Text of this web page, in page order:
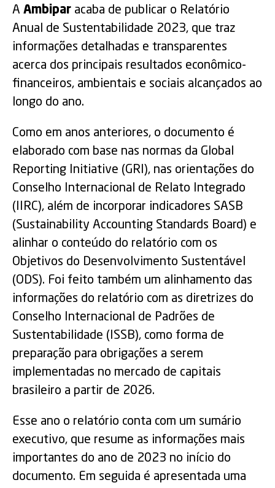
A Ambipar acaba de publicar o Relatório
Anual de Sustentabilidade 2023, que traz
informações detalhadas e transparentes
acerca dos principais resultados econômico-
financeiros, ambientais e sociais alcançados ao
longo do ano.
Como em anos anteriores, o documento é
elaborado com base nas normas da Global
Reporting Initiative (GRI), nas orientações do
Conselho Internacional de Relato Integrado
(IIRC), além de incorporar indicadores SASB
(Sustainability Accounting Standards Board) e
alinhar o conteúdo do relatório com os
Objetivos do Desenvolvimento Sustentável
(ODS). Foi feito também um alinhamento das
informações do relatório com as diretrizes do
Conselho Internacional de Padrões de
Sustentabilidade (ISSB), como forma de
preparação para obrigações a serem
implementadas no mercado de capitais
brasileiro a partir de 2026.
Esse ano o relatório conta com um sumário
executivo, que resume as informações mais
importantes do ano de 2023 no início do
documento. Em seguida é apresentada uma